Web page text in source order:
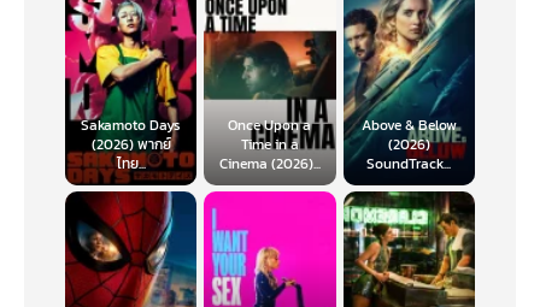
Sakamoto Days
(2026) พากย์
ไทย...
Once Upon a
Time in a
Cinema (2026)...
Above & Below
(2026)
SoundTrack...